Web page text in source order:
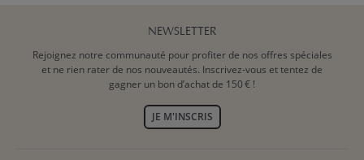
NEWSLETTER
Rejoignez notre communauté pour profiter de nos offres spéciales
et ne rien rater de nos nouveautés. Inscrivez-vous et tentez de
gagner un bon d’achat de 150 € !
JE M'INSCRIS